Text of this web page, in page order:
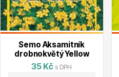
Květináče
Semo Aksamitník
drobnokvětý Yellow
35 Kč s DPH